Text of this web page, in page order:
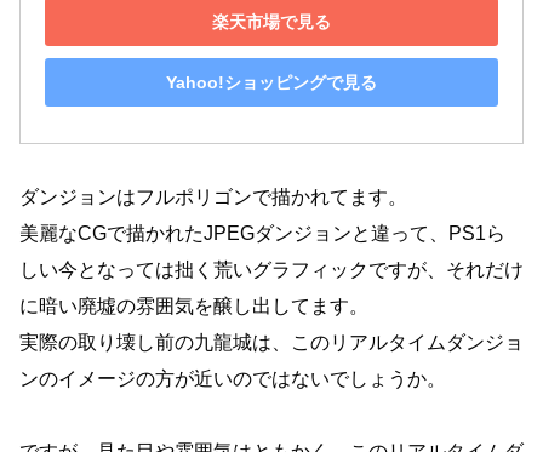
楽天市場で見る
Yahoo!ショッピングで見る
ダンジョンはフルポリゴンで描かれてます。
美麗なCGで描かれたJPEGダンジョンと違って、PS1ら
しい今となっては拙く荒いグラフィックですが、それだけ
に暗い廃墟の雰囲気を醸し出してます。
実際の取り壊し前の九龍城は、このリアルタイムダンジョ
ンのイメージの方が近いのではないでしょうか。